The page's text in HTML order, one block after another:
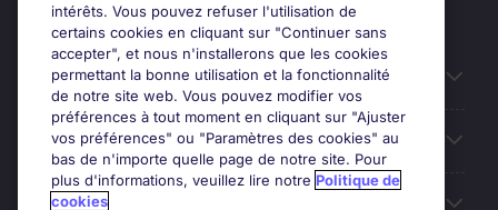
Candidats
Entreprises
Contact
intérêts. Vous pouvez refuser l'utilisation de
certains cookies en cliquant sur "Continuer sans
accepter", et nous n'installerons que les cookies
permettant la bonne utilisation et la fonctionnalité
de notre site web. Vous pouvez modifier vos
préférences à tout moment en cliquant sur "Ajuster
vos préférences" ou "Paramètres des cookies" au
bas de n'importe quelle page de notre site. Pour
plus d'informations, veuillez lire notre Politique de
cookies